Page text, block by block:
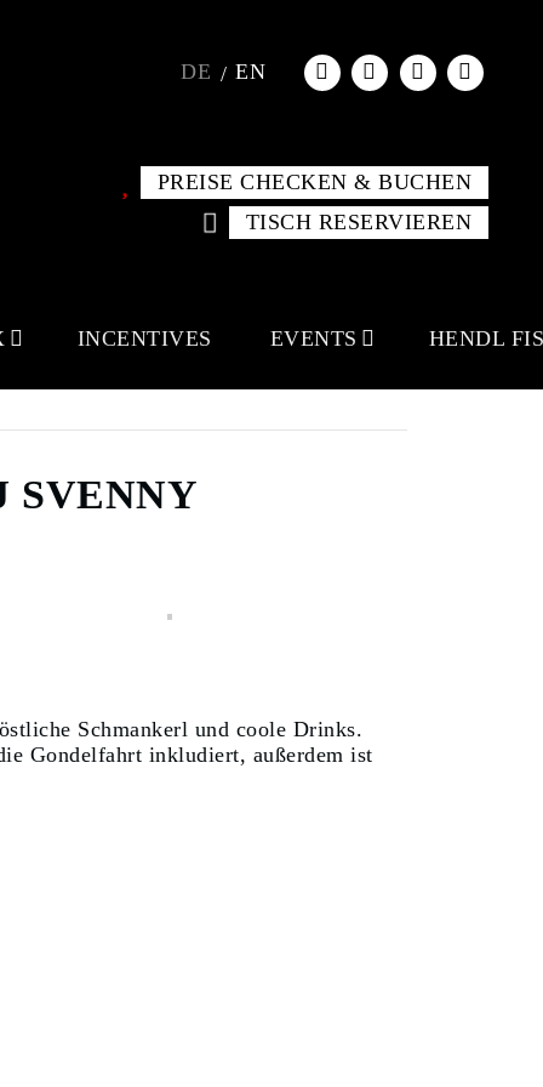
DE EN
PREISE CHECKEN & BUCHEN
TISCH RESERVIEREN
INCENTIVES EVENTS HENDL
SVENNY
Schmankerl und coole Drinks.
Gondelfahrt inkludiert, außerdem ist